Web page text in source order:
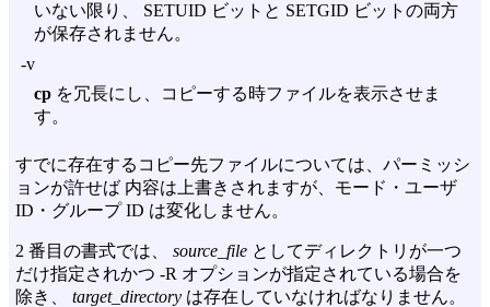
いない限り、 SETUID ビットと SETGID ビットの両方
が保存されません。
-v
cp を冗長にし、コピーする時ファイルを表示させま
す。
すでに存在するコピー先ファイルについては、パーミッシ
ョンが許せば 内容は上書きされますが、モード・ユーザ
ID・グループ ID は変化しません。
2 番目の書式では、 source_file としてディレクトリが一つ
だけ指定されかつ -R オプションが指定されている場合を
除き、 target_directory は存在していなければなりません。